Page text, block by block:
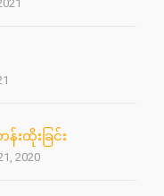
န်းထိုးခြင်း
2020